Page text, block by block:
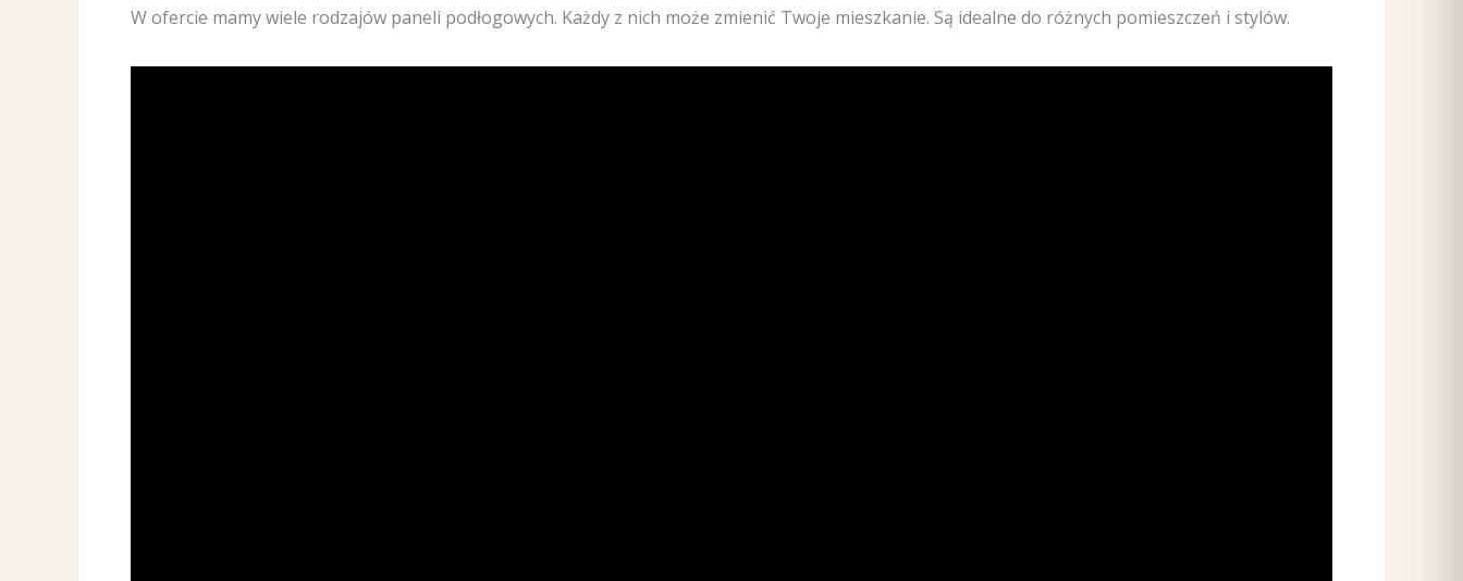
W ofercie mamy wiele rodzajów paneli podłogowych. Każdy z nich może zmienić Twoje mieszkanie. Są idealne do różnych pomieszczeń i stylów.